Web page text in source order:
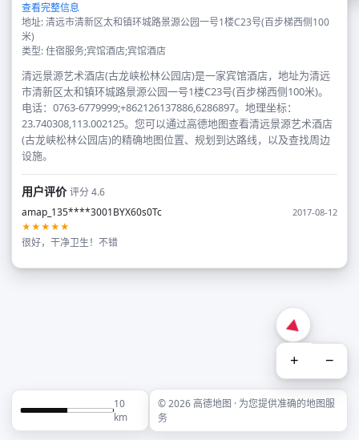
查看完整信息
地址: 清远市清新区太和镇环城路景源公园一号1楼C23号(百步梯西侧100
米)
类型: 住宿服务;宾馆酒店;宾馆酒店
清远景源艺术酒店(古龙峡松林公园店)是一家宾馆酒店，地址为清远
市清新区太和镇环城路景源公园一号1楼C23号(百步梯西侧100米)。
电话：0763-6779999;+862126137886,6286897。地理坐标：
23.740308,113.002125。您可以通过高德地图查看清远景源艺术酒店
(古龙峡松林公园店)的精确地图位置、规划到达路线，以及查找周边
设施。
用户评价评分 4.6
amap_135****3001BYX60s0Tc
2017-08-12
★★★★★
很好，干净卫生！不错
+ −
10
km
© 2026 高德地图 · 为您提供准确的地图服
务